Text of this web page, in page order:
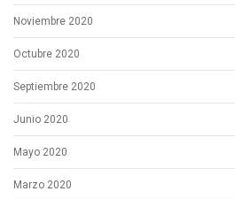
Noviembre 2020
Octubre 2020
Septiembre 2020
Junio 2020
Mayo 2020
Marzo 2020